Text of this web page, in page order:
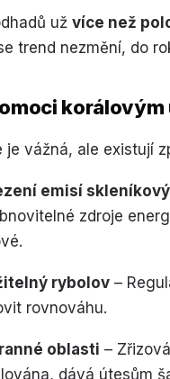
už více než
trend nezmění, do
korálovým
je vážná, ale existují
emisí
zdroje
rybolov –
rovnováhu.
oblasti –
dává útesům